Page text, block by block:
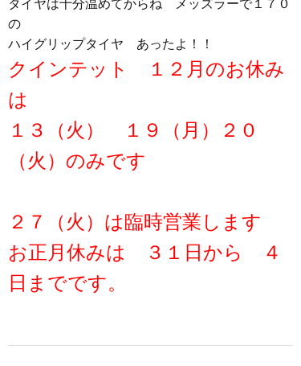
タイヤは十分温めてからね メッズラーで１７０
の
ハイグリップタイヤ あったよ！！
クインテット １２月のお休み
は
１３（火） １９（月）２０
（火）のみです
２７（火）は臨時営業します
お正月休みは ３１日から ４
日までです。